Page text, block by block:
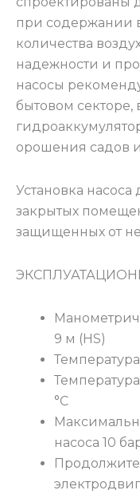
при содержании
количества
надежности и
насосы
бытовом секторе,
орошения садов
Установка
закрытых
защищенных от
9 м (HS)
°C
насоса 10